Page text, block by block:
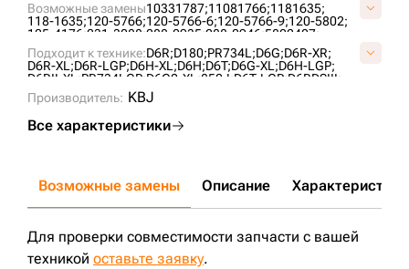
Возможные замены10331787;11081766;1181635;
118-1635;120-5766;120-5766-6;120-5766-9;120-5802;
125-4176;231-3088;288-0935;288-0946;5802407;
6T0727;
76090855;7T4107;AT322778;
B01060L0M00;CR4298;CR5478;CR6089;UG189C4T;
VB0106L0;VCR6089V;
Подходит к технике:D6R;D180;PR734L;D6G;D6R-XR;
D6R-XL;D6R-LGP;D6H-XL;D6H;D6T;D6G-XL;D6H-LGP;
D6RII-XL;PR734LGP;D6G2-XL;850J;D6T-LGP;D6RDSIII;
PR732L;
CASE2050M;
Производитель: KBJ
Все характеристики
Возможные замены Описание Характеристики
Для проверки совместимости запчасти с вашей
техникой оставьте заявку.